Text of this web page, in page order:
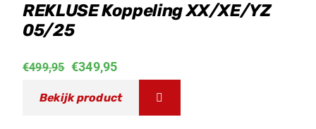
REKLUSE Koppeling XX/XE/YZ
05/25
€499,95 Oorspronkelijke
prijs
€349,95Huidige
prijs
Bekijk product